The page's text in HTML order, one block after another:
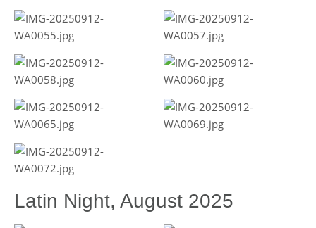
Latin Night, August 2025